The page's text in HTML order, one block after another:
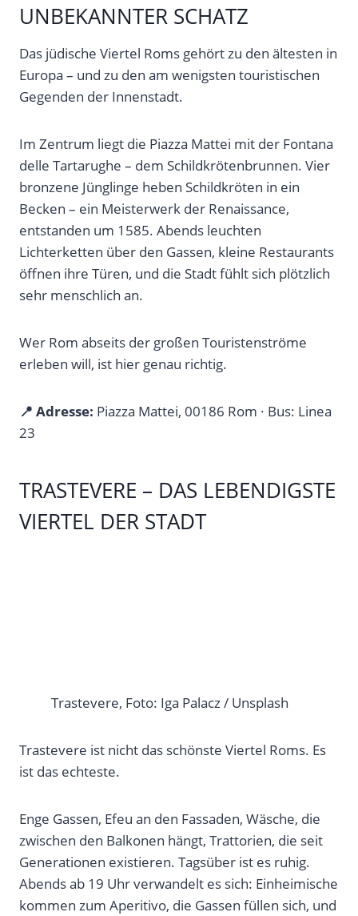
UNBEKANNTER SCHATZ
Das jüdische Viertel Roms gehört zu den ältesten in
Europa – und zu den am wenigsten touristischen
Gegenden der Innenstadt.
Im Zentrum liegt die Piazza Mattei mit der Fontana
delle Tartarughe – dem Schildkrötenbrunnen. Vier
bronzene Jünglinge heben Schildkröten in ein
Becken – ein Meisterwerk der Renaissance,
entstanden um 1585. Abends leuchten
Lichterketten über den Gassen, kleine Restaurants
öffnen ihre Türen, und die Stadt fühlt sich plötzlich
sehr menschlich an.
Wer Rom abseits der großen Touristenströme
erleben will, ist hier genau richtig.
📍 Adresse: Piazza Mattei, 00186 Rom · Bus: Linea
23
TRASTEVERE – DAS LEBENDIGSTE
VIERTEL DER STADT
Trastevere, Foto: Iga Palacz / Unsplash
Trastevere ist nicht das schönste Viertel Roms. Es
ist das echteste.
Enge Gassen, Efeu an den Fassaden, Wäsche, die
zwischen den Balkonen hängt, Trattorien, die seit
Generationen existieren. Tagsüber ist es ruhig.
Abends ab 19 Uhr verwandelt es sich: Einheimische
kommen zum Aperitivo, die Gassen füllen sich, und